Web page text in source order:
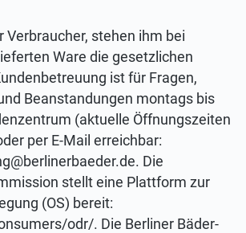
Verbraucher, stehen ihm bei
Ware die gesetzlichen
ist für Fragen,
Beanstandungen montags bis
(aktuelle Öffnungszeiten
per E-Mail erreichbar:
. Die
stellt eine Plattform zur
(OS) bereit:
odr/. Die Berliner Bäder-